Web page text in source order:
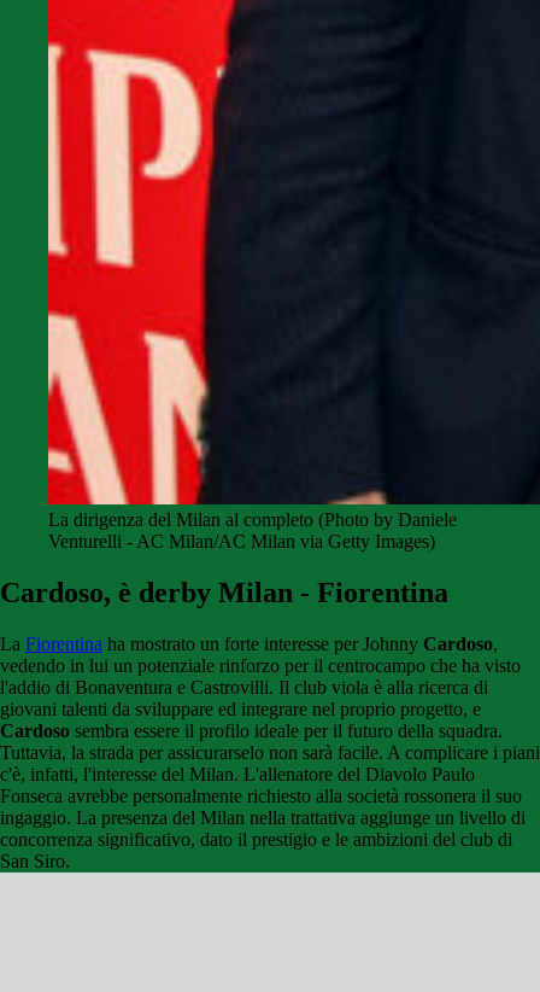
La dirigenza del Milan al completo (Photo by Daniele
Venturelli - AC Milan/AC Milan via Getty Images)
Cardoso, è derby Milan - Fiorentina
La Fiorentina ha mostrato un forte interesse per Johnny Cardoso,
vedendo in lui un potenziale rinforzo per il centrocampo che ha visto
l'addio di Bonaventura e Castrovilli. Il club viola è alla ricerca di
giovani talenti da sviluppare ed integrare nel proprio progetto, e
Cardoso sembra essere il profilo ideale per il futuro della squadra.
Tuttavia, la strada per assicurarselo non sarà facile. A complicare i piani
c'è, infatti, l'interesse del Milan. L'allenatore del Diavolo Paulo
Fonseca avrebbe personalmente richiesto alla società rossonera il suo
ingaggio. La presenza del Milan nella trattativa aggiunge un livello di
concorrenza significativo, dato il prestigio e le ambizioni del club di
San Siro.